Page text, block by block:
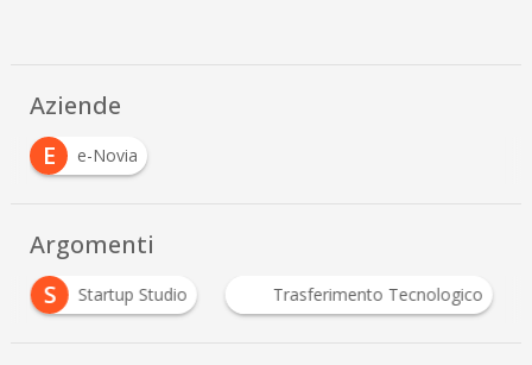
Aziende
E
e-Novia
Argomenti
S
Startup Studio Trasferimento Tecnologico